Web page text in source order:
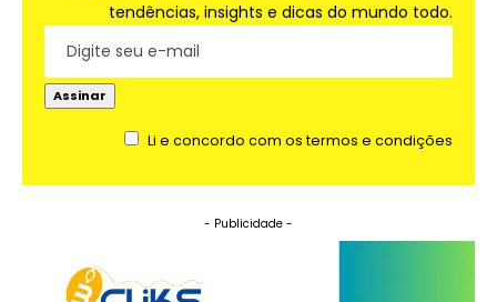
tendências, insights e dicas do mundo todo.
Li e concordo com os termos e condições
- Publicidade -